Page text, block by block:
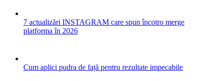
7 actualizări INSTAGRAM care spun încotro merge
platforma în 2026
Cum aplici pudra de față pentru rezultate impecabile